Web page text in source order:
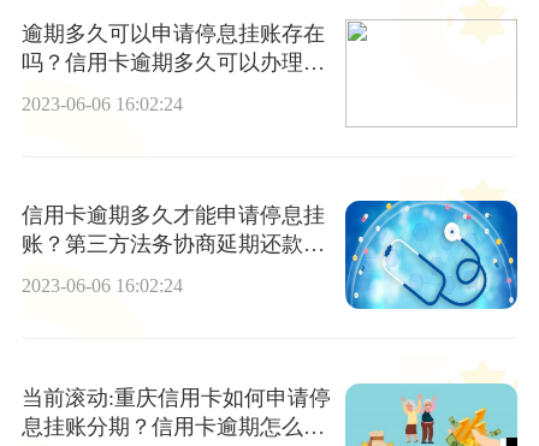
逾期多久可以申请停息挂账存在
吗？信用卡逾期多久可以办理停
息挂账？-全球即时看
2023-06-06 16:02:24
信用卡逾期多久才能申请停息挂
账？第三方法务协商延期还款靠
谱吗|世界新动态
2023-06-06 16:02:24
当前滚动:重庆信用卡如何申请停
息挂账分期？信用卡逾期怎么